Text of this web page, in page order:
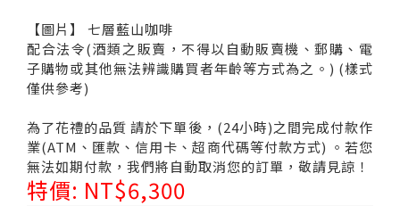
【圖片】 七層藍山咖啡
配合法令(酒類之販賣，不得以自動販賣機、郵購、電
子購物或其他無法辨識購買者年齡等方式為之。) (樣式
僅供參考)
為了花禮的品質 請於下單後，(24小時)之間完成付款作
業(ATM、匯款、信用卡、超商代碼等付款方式) 。若您
無法如期付款，我們將自動取消您的訂單，敬請見諒！
特價: NT$6,300